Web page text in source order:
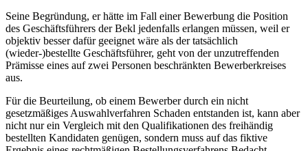
Seine Begründung, er hätte im Fall einer Bewerbung die Position
des Geschäftsführers der Bekl jedenfalls erlangen müssen, weil er
objektiv besser dafür geeignet wäre als der tatsächlich
(wieder-)bestellte Geschäftsführer, geht von der unzutreffenden
Prämisse eines auf zwei Personen beschränkten Bewerberkreises
aus.
Für die Beurteilung, ob einem Bewerber durch ein nicht
gesetzmäßiges Auswahlverfahren Schaden entstanden ist, kann aber
nicht nur ein Vergleich mit den Qualifikationen des freihändig
bestellten Kandidaten genügen, sondern muss auf das fiktive